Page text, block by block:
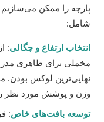
پارچه را ممکن
شامل:
انتخاب ارتفاع و چگالی:
مخملی برای ظاهری
نهایی‌ترین لوکس بودن.
وزن و پوشش مورد نظر
توسعه بافت‌های خاص: